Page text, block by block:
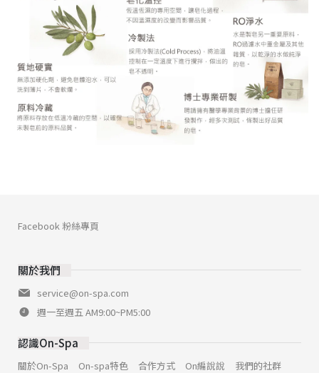
關於我們
service@on-spa.com
週一至週五 AM9:00~PM5:00
認識On-Spa
關於On-Spa On-spa特色 合作方式 On編說說 我們的社群
Facebook 粉絲專頁